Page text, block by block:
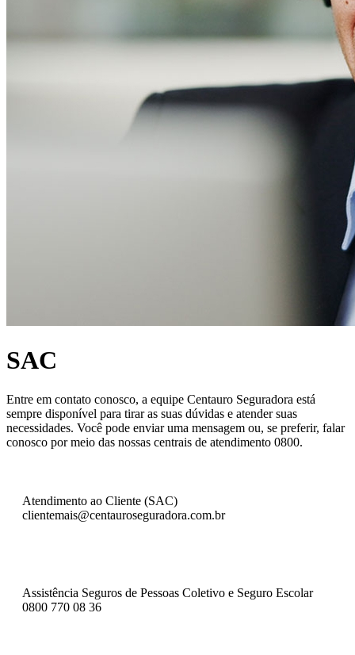
SAC
Entre em contato conosco, a equipe Centauro Seguradora está
sempre disponível para tirar as suas dúvidas e atender suas
necessidades. Você pode enviar uma mensagem ou, se preferir, falar
conosco por meio das nossas centrais de atendimento 0800.
Atendimento ao Cliente (SAC)
clientemais@centauroseguradora.com.br
Assistência Seguros de Pessoas Coletivo e Seguro Escolar
0800 770 08 36